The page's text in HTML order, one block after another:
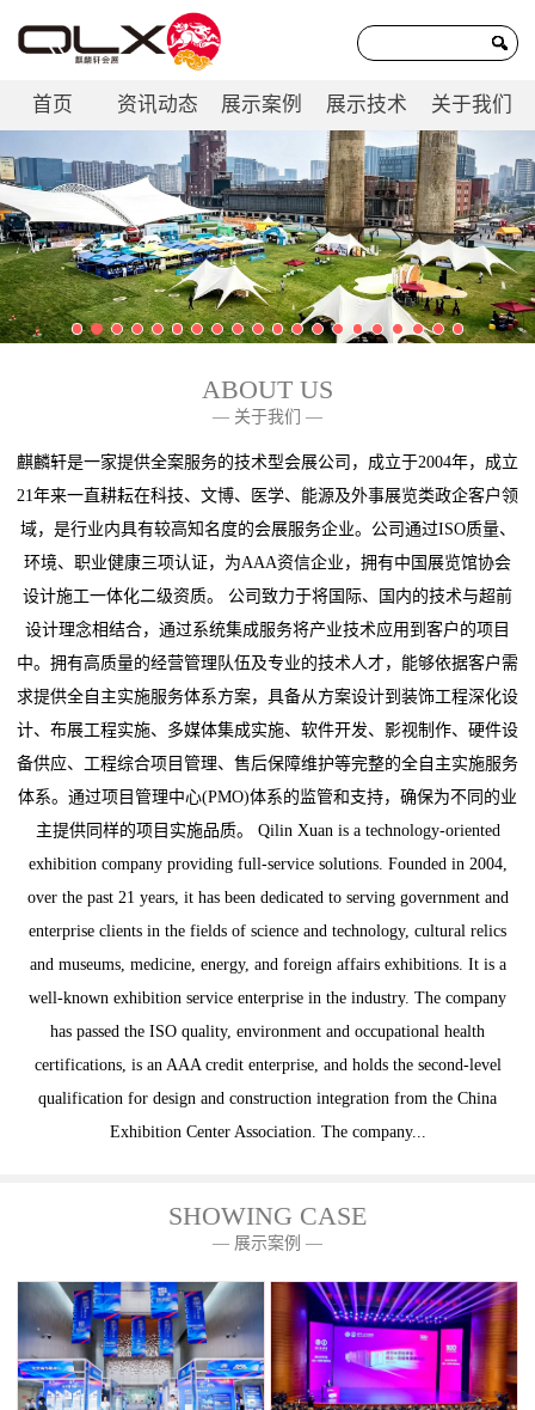
首页 资讯动态 展示案例 展示技术 关于我们
联系我们
ABOUT US
— 关于我们 —
麒麟轩是一家提供全案服务的技术型会展公司，成立于2004年，成立
21年来一直耕耘在科技、文博、医学、能源及外事展览类政企客户领
域，是行业内具有较高知名度的会展服务企业。公司通过ISO质量、
环境、职业健康三项认证，为AAA资信企业，拥有中国展览馆协会
设计施工一体化二级资质。 公司致力于将国际、国内的技术与超前
设计理念相结合，通过系统集成服务将产业技术应用到客户的项目
中。拥有高质量的经营管理队伍及专业的技术人才，能够依据客户需
求提供全自主实施服务体系方案，具备从方案设计到装饰工程深化设
计、布展工程实施、多媒体集成实施、软件开发、影视制作、硬件设
备供应、工程综合项目管理、售后保障维护等完整的全自主实施服务
体系。通过项目管理中心(PMO)体系的监管和支持，确保为不同的业
主提供同样的项目实施品质。 Qilin Xuan is a technology-oriented
exhibition company providing full-service solutions. Founded in 2004,
over the past 21 years, it has been dedicated to serving government and
enterprise clients in the fields of science and technology, cultural relics
and museums, medicine, energy, and foreign affairs exhibitions. It is a
well-known exhibition service enterprise in the industry. The company
has passed the ISO quality, environment and occupational health
certifications, is an AAA credit enterprise, and holds the second-level
qualification for design and construction integration from the China
Exhibition Center Association. The company...
SHOWING CASE
— 展示案例 —